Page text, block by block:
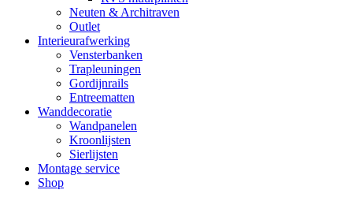
Neuten & Architraven
Outlet
Interieurafwerking
Vensterbanken
Trapleuningen
Gordijnrails
Entreematten
Wanddecoratie
Wandpanelen
Kroonlijsten
Sierlijsten
Montage service
Shop